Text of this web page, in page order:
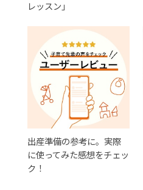
レッスン」
出産準備の参考に。実際
に使ってみた感想をチェッ
ク！